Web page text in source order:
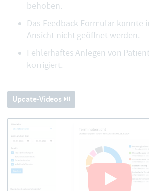
behoben.
Das Feedback Formular konnte
Ansicht nicht geöffnet werden.
Fehlerhaftes Anlegen von
korrigiert.
Update-Videos ⏯️